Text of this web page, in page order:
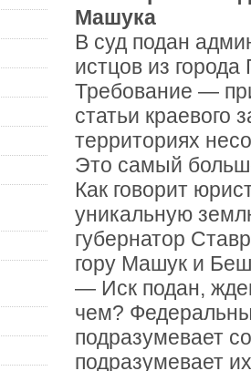
Машука
В суд подан
истцов из города
Требование —
статьи краевого
территориях
Это самый
Как говорит
уникальную
губернатор
гору Машук и
— Иск подан,
чем?
подразумевает
подразумевает